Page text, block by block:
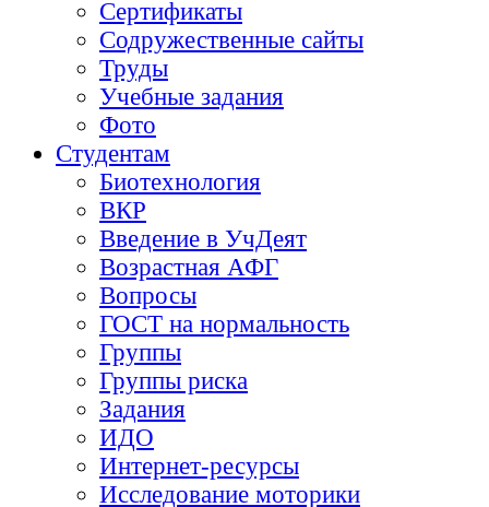
Сертификаты
Содружественные сайты
Труды
Учебные задания
Фото
Студентам
Биотехнология
ВКР
Введение в УчДеят
Возрастная АФГ
Вопросы
ГОСТ на нормальность
Группы
Группы риска
Задания
ИДО
Интернет-ресурсы
Исследование моторики